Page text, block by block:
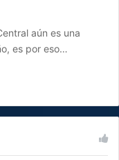
aún es una
es por eso…